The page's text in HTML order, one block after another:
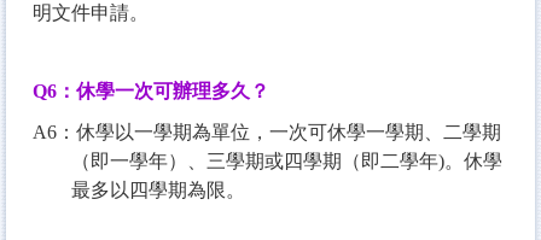
明文件申請。
Q6 ：休學一次可辦理多久？
A6：休學以一學期為單位，一次可休學一學期、二學期
（即一學年）、三學期或四學期（即二學年)。休學
最多以四學期為限。